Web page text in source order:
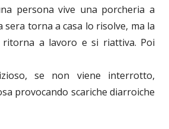
persona vive una porcheria a
sera torna a casa lo risolve, ma la
ritorna a lavoro e si riattiva. Poi
se non viene interrotto,
provocando scariche diarroiche